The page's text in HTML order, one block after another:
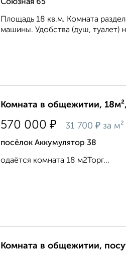
Союзная 65
Площадь 18 кв.м. Комната
машины. Удобства (душ, туалет)
Комната в общежитии,
570 000 ₽ 31 700 ₽ за м²
посёлок Аккумулятор 38
одаётся комната 18 м2Торг...
Комната в общежитии,